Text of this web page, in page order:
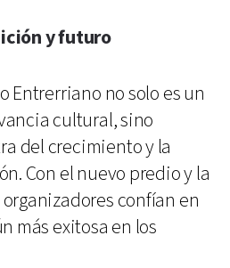
y futuro
Entrerriano no solo es un
cultural, sino
del crecimiento y la
Con el nuevo predio y la
confían en
más exitosa en los